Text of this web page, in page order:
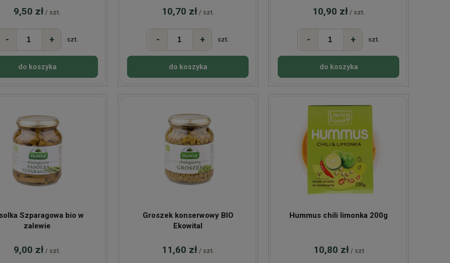
9,50 zł / szt.
- + szt.
do koszyka
10,70 zł / szt.
- + szt.
do koszyka
10,90 zł / szt.
- + szt.
do koszyka
Szparagowa bio w
zalewie
9,00 zł / szt.
Groszek konserwowy BIO
Ekowital
11,60 zł / szt.
Hummus chili limonka 200g
10,80 zł / szt